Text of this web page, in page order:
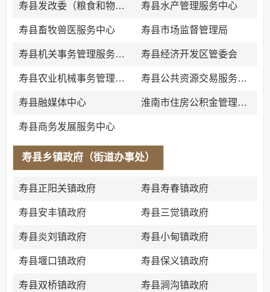
寿县发改委（粮食和物资储备局、公共资源交易监督管理局） 寿县水产管理服务中心
寿县畜牧兽医服务中心 寿县市场监督管理局
寿县机关事务管理服务中心 寿县经济开发区管委会
寿县农业机械事务管理中心 寿县公共资源交易服务中心
寿县融媒体中心 淮南市住房公积金管理中心寿县管理部
寿县商务发展服务中心
寿县乡镇政府（街道办事处）
寿县正阳关镇政府 寿县寿春镇政府
寿县安丰镇政府 寿县三觉镇政府
寿县炎刘镇政府 寿县小甸镇政府
寿县堰口镇政府 寿县保义镇政府
寿县双桥镇政府 寿县涧沟镇政府